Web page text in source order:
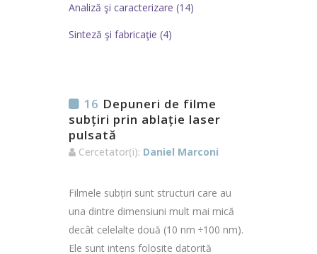
Analiză şi caracterizare (14)
Sinteză şi fabricaţie (4)
16 Depuneri de filme
subțiri prin ablație laser
pulsată
Cercetator(i): Daniel Marconi
Filmele subțiri sunt structuri care au
una dintre dimensiuni mult mai mică
decât celelalte două (10 nm ÷100 nm).
Ele sunt intens folosite datorită